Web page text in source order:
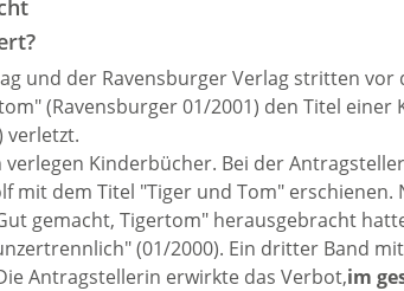
und der Ravensburger Verlag stritten
(Ravensburger 01/2001) den Titel
verletzt.
verlegen Kinderbücher. Bei der
mit dem Titel "Tiger und Tom"
gemacht, Tigertom" herausgebracht
(01/2000). Ein dritter Band
Antragstellerin erwirkte das Verbot,im